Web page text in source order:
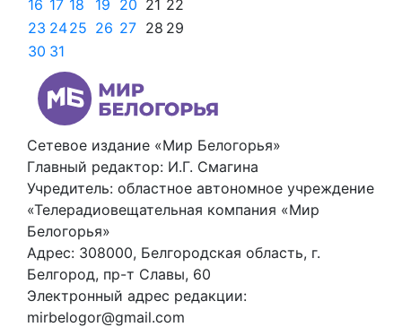
16 17 18 19 20 21 22
23 2425 26 27 28 29
30 31
Сетевое издание «Мир Белогорья»
Главный редактор: И.Г. Смагина
Учредитель: областное автономное учреждение
«Телерадиовещательная компания «Мир
Белогорья»
Адрес: 308000, Белгородская область, г.
Белгород, пр-т Славы, 60
Электронный адрес редакции:
mirbelogor@gmail.com